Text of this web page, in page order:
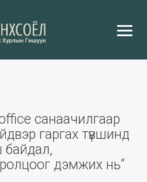
санаачилгаар
гаргах түвшинд
дэмжих нь”